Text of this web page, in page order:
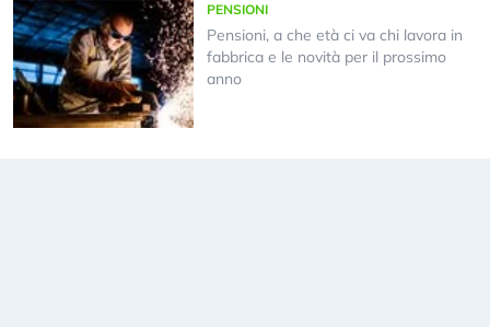
PENSIONI
Pensioni, a che età ci va chi lavora in
fabbrica e le novità per il prossimo
anno